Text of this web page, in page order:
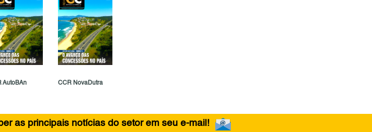
AutoBAn CCR NovaDutra
as principais notícias do setor em seu e-mail!